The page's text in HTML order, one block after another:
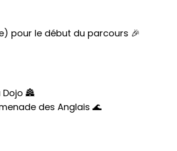
pour le début du parcours 🎉
🏯
des Anglais 🌊